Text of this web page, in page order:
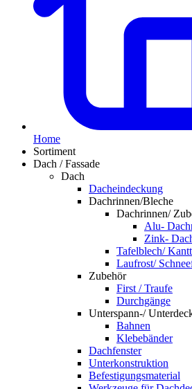
Home
Sortiment
Dach / Fassade
Dach
Dacheindeckung
Dachrinnen/Bleche
Dachrinnen/
Alu-
Zink-
Tafelblech/
Laufrost/
Zubehör
First / Traufe
Durchgänge
Unterspann-/
Bahnen
Klebebänder
Dachfenster
Unterkonstruktion
Befestigungsmaterial